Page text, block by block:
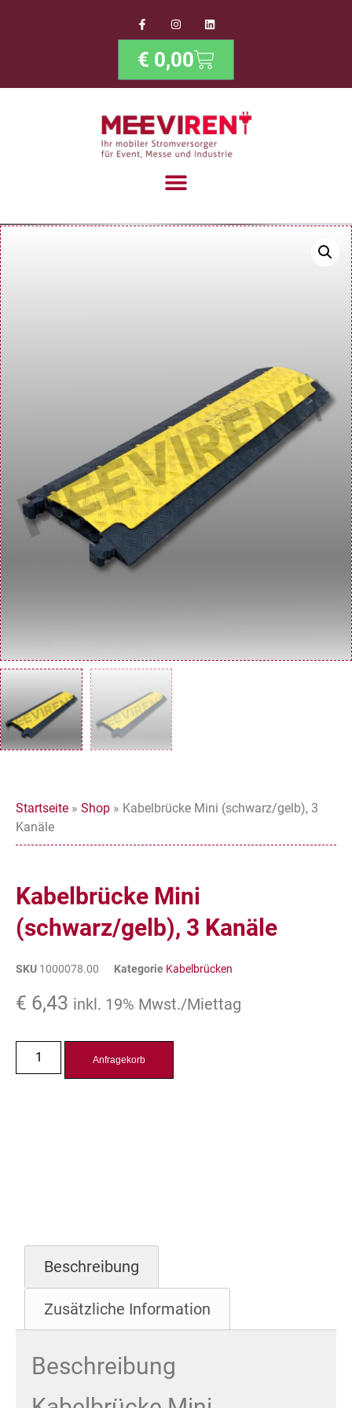
€ 0,00
Startseite » Shop » Kabelbrücke Mini (schwarz/gelb), 3
Kanäle
Kabelbrücke Mini
(schwarz/gelb), 3 Kanäle
SKU 1000078.00 Kategorie Kabelbrücken
€ 6,43 inkl. 19% Mwst./Miettag
Anfragekorb
Beschreibung
Zusätzliche Information
Beschreibung